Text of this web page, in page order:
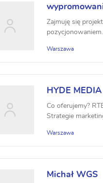
Zajmuję się
Warszawa
HYDE MEDIA
Co oferujemy?
Strategie
Warszawa
Michał WGS